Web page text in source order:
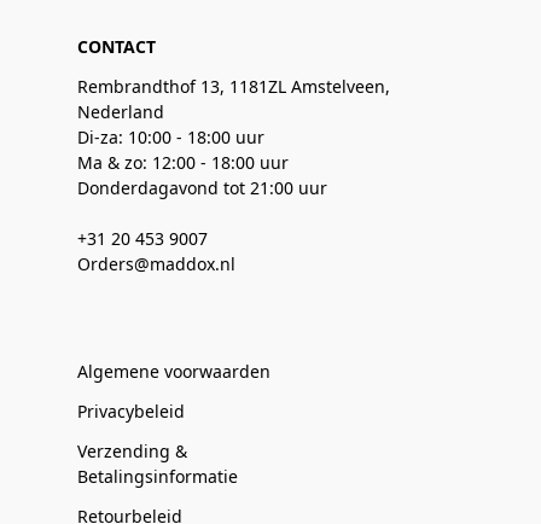
CONTACT
Rembrandthof 13, 1181ZL Amstelveen,
Nederland
Di-za: 10:00 - 18:00 uur
Ma & zo: 12:00 - 18:00 uur
Donderdagavond tot 21:00 uur
+31 20 453 9007
Orders@maddox.nl
Algemene voorwaarden
Privacybeleid
Verzending &
Betalingsinformatie
Retourbeleid